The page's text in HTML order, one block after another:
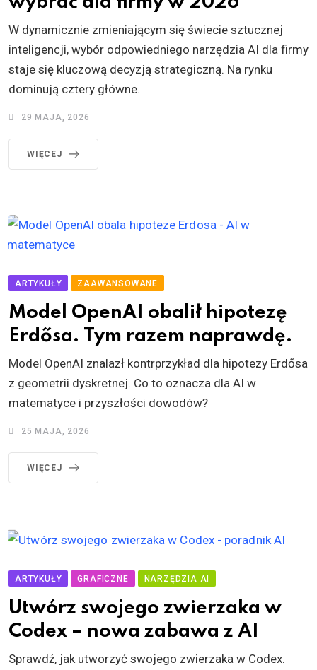
W dynamicznie zmieniającym się świecie sztucznej
inteligencji, wybór odpowiedniego narzędzia AI dla firmy
staje się kluczową decyzją strategiczną. Na rynku
dominują cztery główne.
29 MAJA, 2026
WIĘCEJ
ARTYKUŁY ZAAWANSOWANE
Model OpenAI obalił hipotezę
Erdősa. Tym razem naprawdę.
Model OpenAI znalazł kontrprzykład dla hipotezy Erdősa
z geometrii dyskretnej. Co to oznacza dla AI w
matematyce i przyszłości dowodów?
25 MAJA, 2026
WIĘCEJ
ARTYKUŁY GRAFICZNE NARZĘDZIA AI
Utwórz swojego zwierzaka w
Codex – nowa zabawa z AI
Sprawdź, jak utworzyć swojego zwierzaka w Codex.